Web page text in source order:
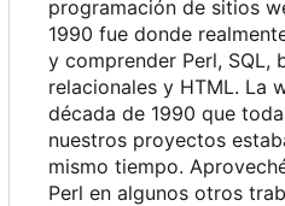
programación de sitios
1990 fue donde
y comprender Perl, SQL,
relacionales y HTML. La
década de 1990 que
nuestros proyectos
mismo tiempo.
Perl en algunos otros